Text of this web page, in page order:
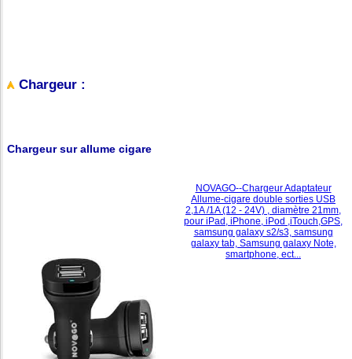
Chargeur :
Chargeur sur allume cigare
NOVAGO--Chargeur Adaptateur
Allume-cigare double sorties USB
2,1A /1A (12 - 24V) , diamètre 21mm,
pour iPad, iPhone, iPod ,iTouch,GPS,
samsung galaxy s2/s3, samsung
galaxy tab, Samsung galaxy Note,
smartphone, ect...